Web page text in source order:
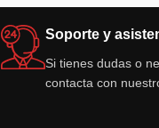
Soporte y
Si tienes dudas o
contacta con